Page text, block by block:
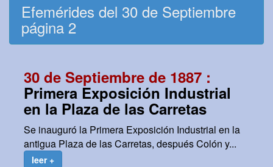
Efemérides del 30 de Septiembre
página 2
30 de Septiembre de 1887 :
Primera Exposición Industrial
en la Plaza de las Carretas
Se inauguró la Primera Exposición Industrial en la
antigua Plaza de las Carretas, después Colón y...
leer +